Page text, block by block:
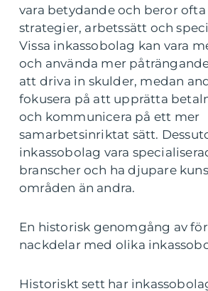
vara betydande och beror ofta
strategier, arbetssätt och
Vissa inkassobolag kan vara
och använda mer
att driva in skulder, medan
fokusera på att upprätta
och kommunicera på ett mer
samarbetsinriktat sätt.
inkassobolag vara
branscher och ha djupare
områden än andra.
En historisk genomgång av
nackdelar med olika
Historiskt sett har